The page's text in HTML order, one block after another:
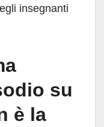
insegnanti
su
è la